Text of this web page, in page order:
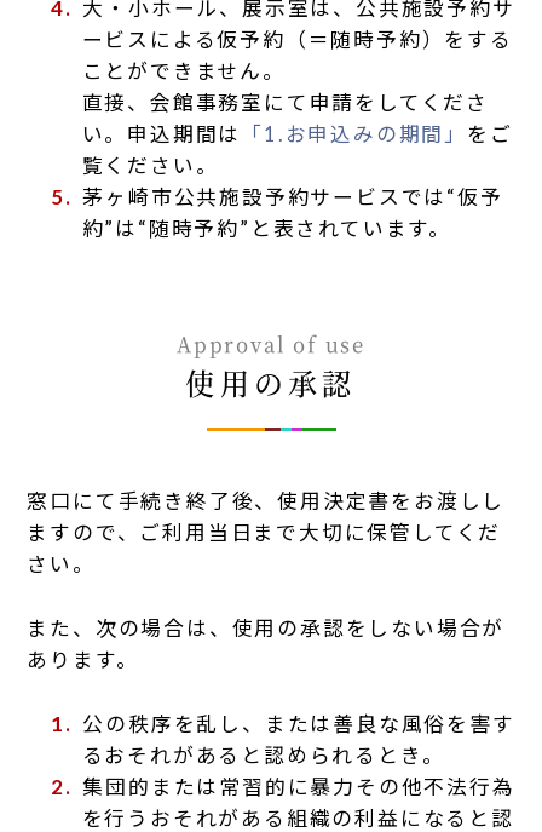
大・小ホール、展示室は、公共施設予約サ
ービスによる仮予約（＝随時予約）をする
ことができません。
直接、会館事務室にて申請をしてくださ
い。申込期間は
「1.お申込みの期間」 をご
覧ください。
茅ヶ崎市公共施設予約サービスでは“仮予
約”は“随時予約”と表されています。
Approval of use
使用の承認
窓口にて手続き終了後、使用決定書をお渡しし
ますので、ご利用当日まで大切に保管してくだ
さい。
また、次の場合は、使用の承認をしない場合が
あります。
公の秩序を乱し、または善良な風俗を害す
るおそれがあると認められるとき。
集団的または常習的に暴力その他不法行為
を行うおそれがある組織の利益になると認